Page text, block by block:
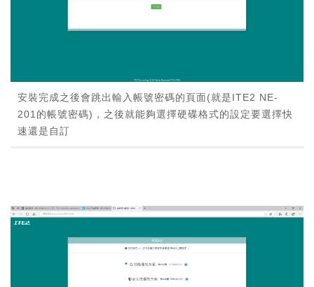
安裝完成之後會跳出輸入帳號密碼的頁面(就是ITE2 NE-
201的帳號密碼)，之後就能夠選擇硬碟格式的設定要選擇快
速還是自訂